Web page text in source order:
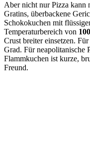
Aber nicht nur Pizza kann
Gratins, überbackene
Schokokuchen mit
Temperaturbereich von
Crust breiter einsetzen.
Grad. Für neapolitanische
Flammkuchen ist kurze,
Freund.